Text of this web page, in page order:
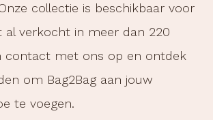
collectie is beschikbaar voor
al verkocht in meer dan 220
contact met ons op en ontdek
om Bag2Bag aan jouw
te voegen.